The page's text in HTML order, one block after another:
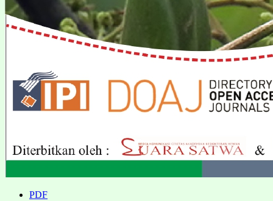
PDF